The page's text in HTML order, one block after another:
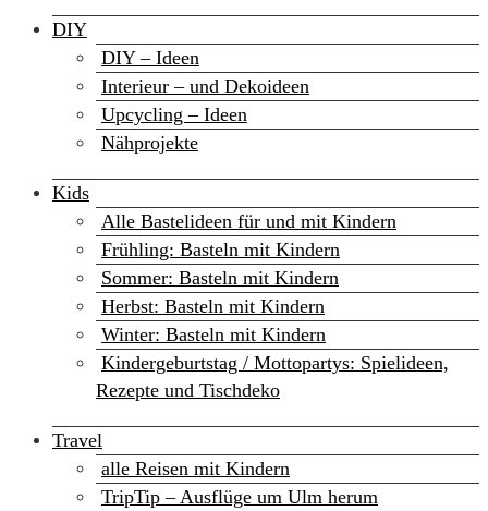
DIY
DIY – Ideen
Interieur – und Dekoideen
Upcycling – Ideen
Nähprojekte
Kids
Alle Bastelideen für und mit Kindern
Frühling: Basteln mit Kindern
Sommer: Basteln mit Kindern
Herbst: Basteln mit Kindern
Winter: Basteln mit Kindern
Kindergeburtstag / Mottopartys: Spielideen,
Rezepte und Tischdeko
Travel
alle Reisen mit Kindern
TripTip – Ausflüge um Ulm herum